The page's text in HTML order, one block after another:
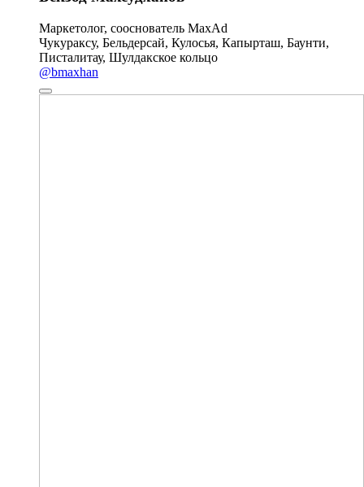
Маркетолог, сооснователь MaxAd
Чукураксу, Бельдерсай, Кулосья, Капырташ, Баунти,
Писталитау, Шулдакское кольцо
@bmaxhan